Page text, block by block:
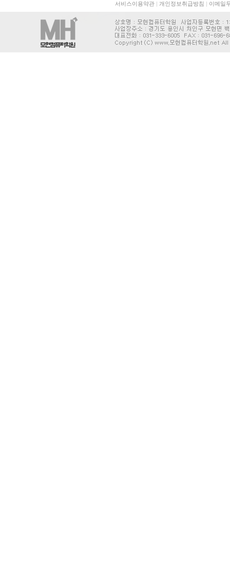
서비스이용약관 | 개인정보취급방침 | 이메일